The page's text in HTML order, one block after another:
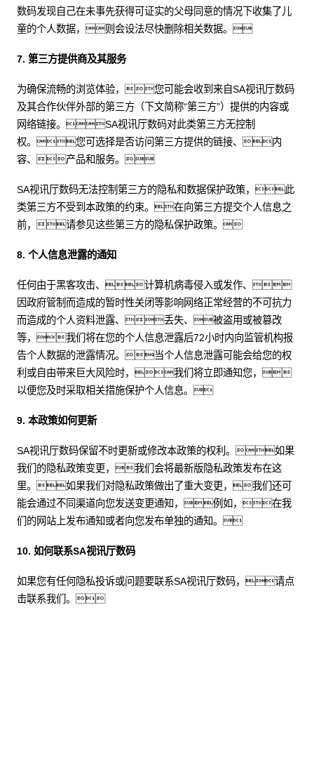
数码发现自己在未事先获得可证实的父母同意的情况下收集了儿
童的个人数据，则会设法尽快删除相关数据。
7. 第三方提供商及其服务
为确保流畅的浏览体验，您可能会收到来自SA视讯厅数码
及其合作伙伴外部的第三方（下文简称“第三方”）提供的内容或
网络链接。SA视讯厅数码对此类第三方无控制
权。您可选择是否访问第三方提供的链接、内
容、产品和服务。
SA视讯厅数码无法控制第三方的隐私和数据保护政策，此
类第三方不受到本政策的约束。在向第三方提交个人信息之
前，请参见这些第三方的隐私保护政策。
8. 个人信息泄露的通知
任何由于黑客攻击、计算机病毒侵入或发作、
因政府管制而造成的暂时性关闭等影响网络正常经营的不可抗力
而造成的个人资料泄露、丢失、被盗用或被篡改
等，我们将在您的个人信息泄露后72小时内向监管机构报
告个人数据的泄露情况。当个人信息泄露可能会给您的权
利或自由带来巨大风险时，我们将立即通知您，
以便您及时采取相关措施保护个人信息。
9. 本政策如何更新
SA视讯厅数码保留不时更新或修改本政策的权利。如果
我们的隐私政策变更，我们会将最新版隐私政策发布在这
里。如果我们对隐私政策做出了重大变更，我们还可
能会通过不同渠道向您发送变更通知，例如，在我
们的网站上发布通知或者向您发布单独的通知。
10. 如何联系SA视讯厅数码
如果您有任何隐私投诉或问题要联系SA视讯厅数码，请点
击联系我们。